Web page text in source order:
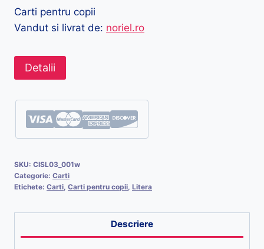
Carti pentru copii
Vandut si livrat de: noriel.ro
Detalii
SKU: CISL03_001w
Categorie: Carti
Etichete: Carti Carti pentru copii Litera
Descriere